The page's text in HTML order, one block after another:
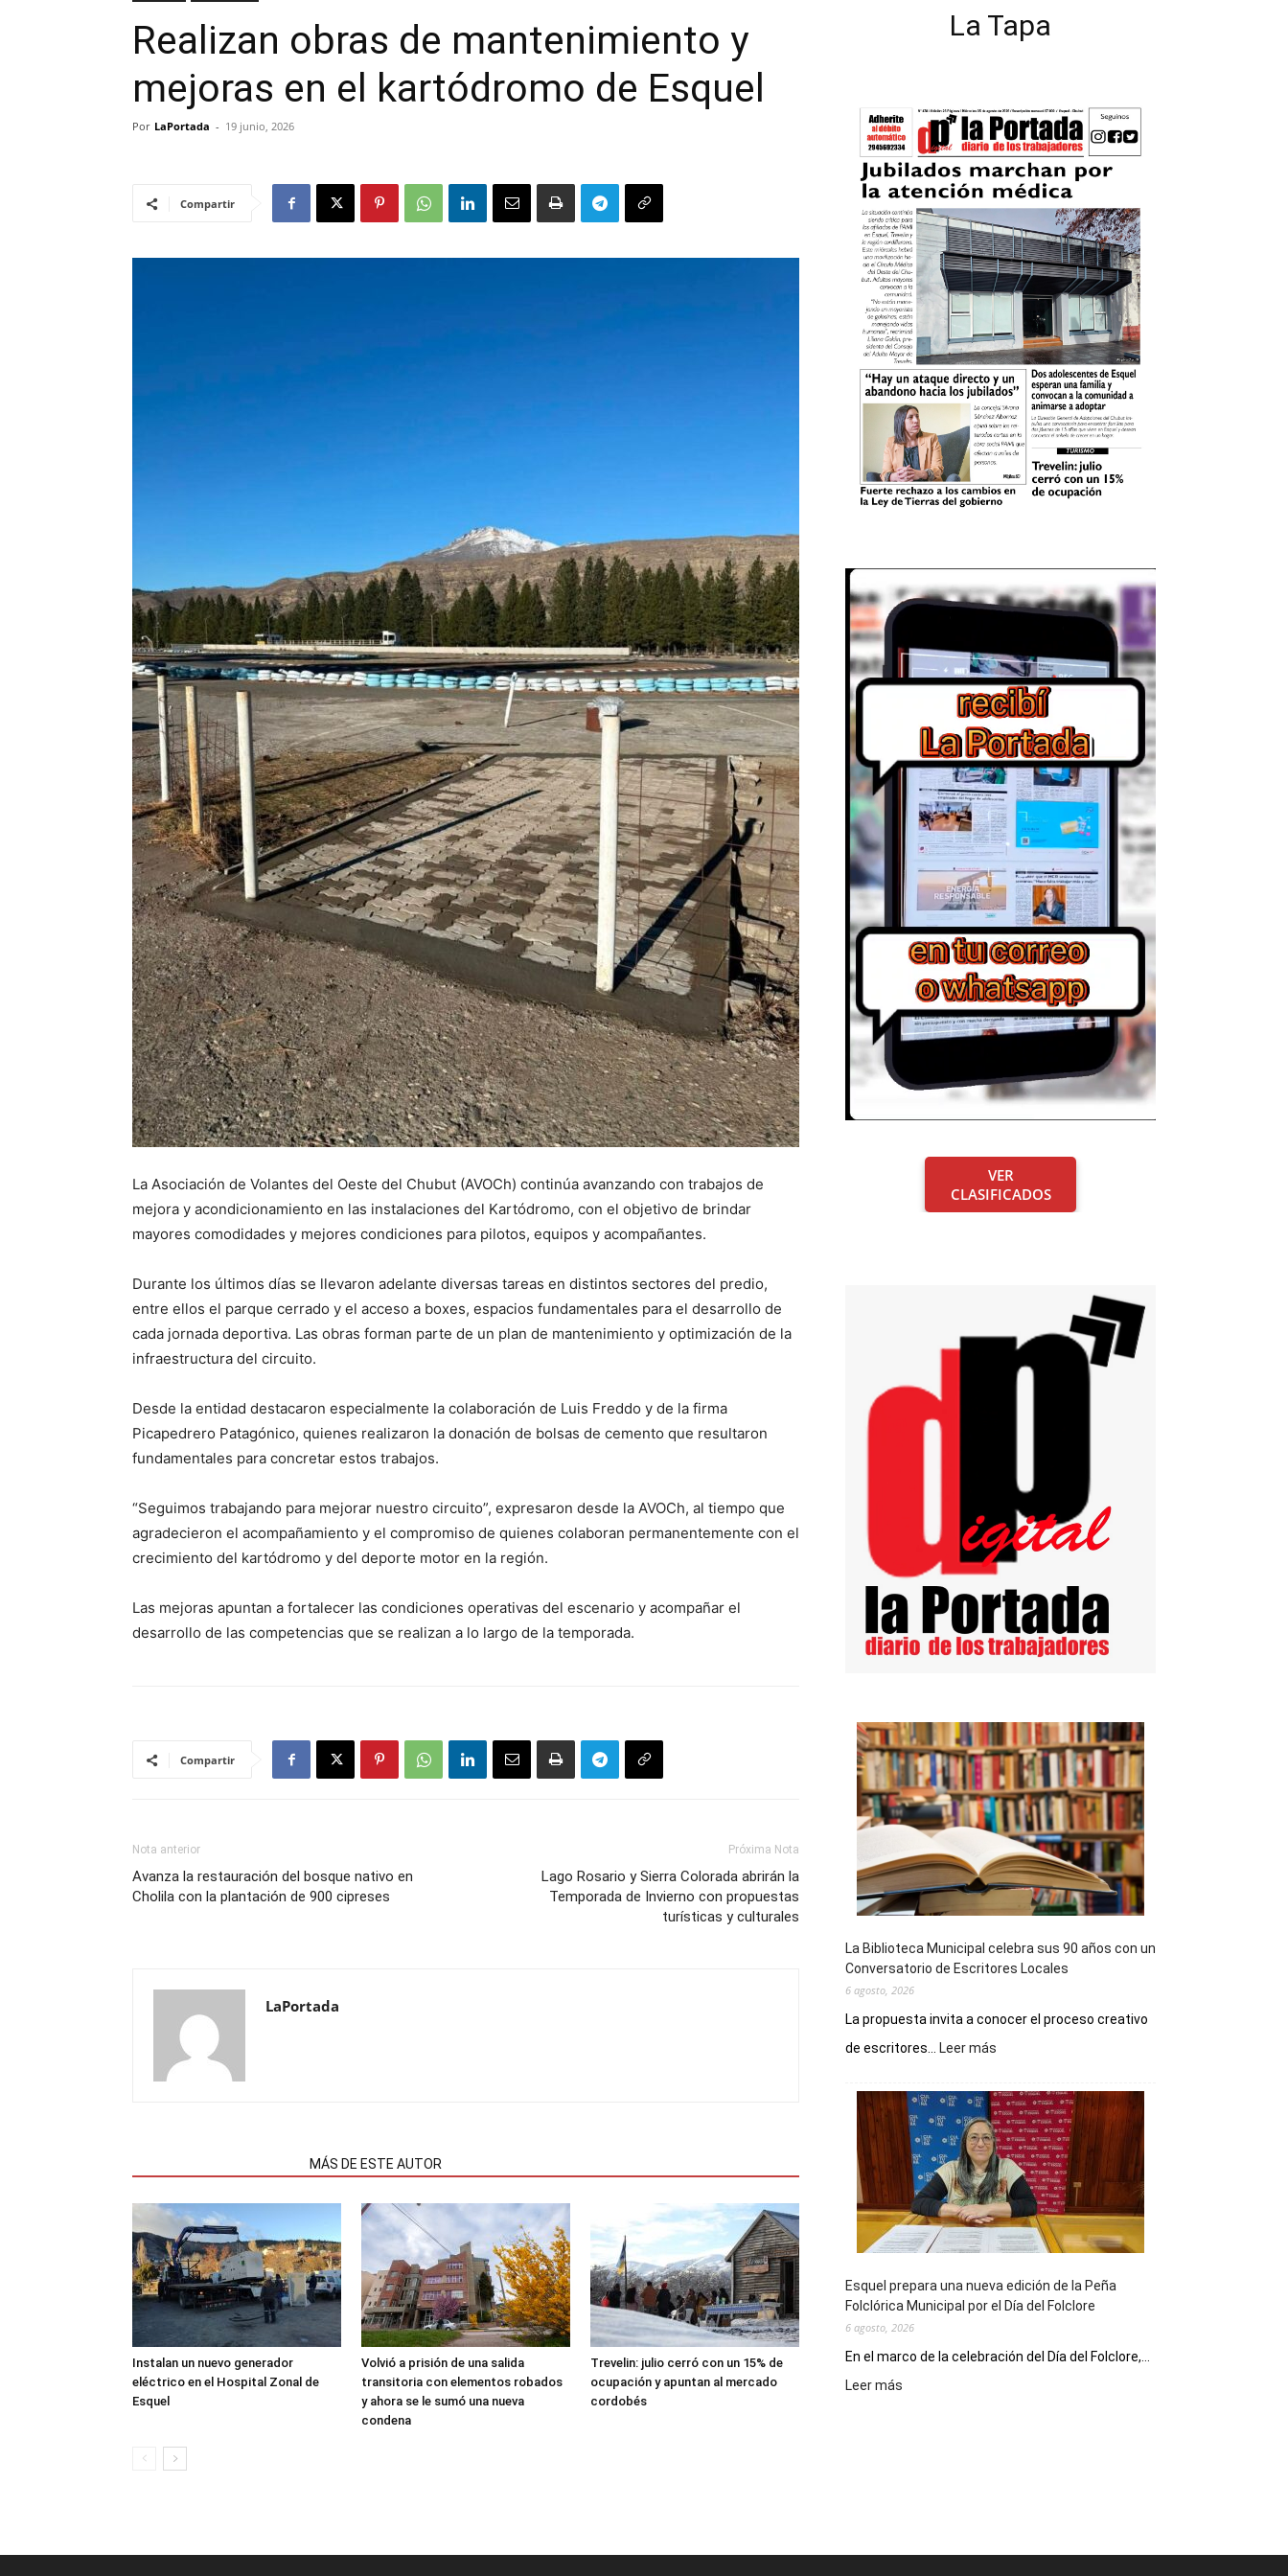
Realizan obras de mantenimiento y
mejoras en el kartódromo de Esquel
Por LaPortada - 19 junio, 2026
Compartir
La Asociación de Volantes del Oeste del Chubut (AVOCh) continúa avanzando con trabajos de
mejora y acondicionamiento en las instalaciones del Kartódromo, con el objetivo de brindar
mayores comodidades y mejores condiciones para pilotos, equipos y acompañantes.
Durante los últimos días se llevaron adelante diversas tareas en distintos sectores del predio,
entre ellos el parque cerrado y el acceso a boxes, espacios fundamentales para el desarrollo de
cada jornada deportiva. Las obras forman parte de un plan de mantenimiento y optimización de la
infraestructura del circuito.
Desde la entidad destacaron especialmente la colaboración de Luis Freddo y de la firma
Picapedrero Patagónico, quienes realizaron la donación de bolsas de cemento que resultaron
fundamentales para concretar estos trabajos.
“Seguimos trabajando para mejorar nuestro circuito”, expresaron desde la AVOCh, al tiempo que
agradecieron el acompañamiento y el compromiso de quienes colaboran permanentemente con el
crecimiento del kartódromo y del deporte motor en la región.
Las mejoras apuntan a fortalecer las condiciones operativas del escenario y acompañar el
desarrollo de las competencias que se realizan a lo largo de la temporada.
Compartir
Nota anterior
Avanza la restauración del bosque nativo en
Cholila con la plantación de 900 cipreses
Próxima Nota
Lago Rosario y Sierra Colorada abrirán la
Temporada de Invierno con propuestas
turísticas y culturales
LaPortada
MÁS DE ESTE AUTOR
Instalan un nuevo generador
eléctrico en el Hospital Zonal de
Esquel
Volvió a prisión de una salida
transitoria con elementos robados
y ahora se le sumó una nueva
condena
Trevelin: julio cerró con un 15% de
ocupación y apuntan al mercado
cordobés
La Tapa
VER
CLASIFICADOS
La Biblioteca Municipal celebra sus 90 años con un
Conversatorio de Escritores Locales
6 agosto, 2026
La propuesta invita a conocer el proceso creativo
de escritores...
Leer más
Municipal
celebra
sus
90
años
con
un
Conversatorio
Escritores
Locales
Esquel prepara una nueva edición de la Peña
Folclórica Municipal por el Día del Folclore
6 agosto, 2026
En el marco de la celebración del Día del Folclore,...
Leer más